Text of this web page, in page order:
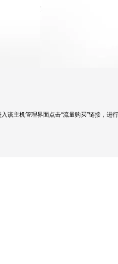
该主机管理界面点击“流量购买”链接，进